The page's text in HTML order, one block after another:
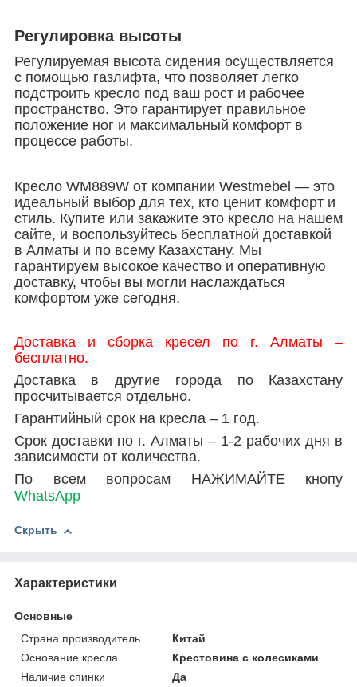
Регулировка высоты
Регулируемая высота сидения осуществляется
с помощью газлифта, что позволяет легко
подстроить кресло под ваш рост и рабочее
пространство. Это гарантирует правильное
положение ног и максимальный комфорт в
процессе работы.
Кресло WM889W от компании Westmebel — это
идеальный выбор для тех, кто ценит комфорт и
стиль. Купите или закажите это кресло на нашем
сайте, и воспользуйтесь бесплатной доставкой
в Алматы и по всему Казахстану. Мы
гарантируем высокое качество и оперативную
доставку, чтобы вы могли наслаждаться
комфортом уже сегодня.
Доставка и сборка кресел по г. Алматы –
бесплатно.
Доставка в другие города по Казахстану
просчитывается отдельно.
Гарантийный срок на кресла – 1 год.
Срок доставки по г. Алматы – 1-2 рабочих дня в
зависимости от количества.
По всем вопросам НАЖИМАЙТЕ кнопу
WhatsApp
Скрыть
Характеристики
Основные
Страна производитель
Китай
Основание кресла
Крестовина с колесиками
Наличие спинки
Да